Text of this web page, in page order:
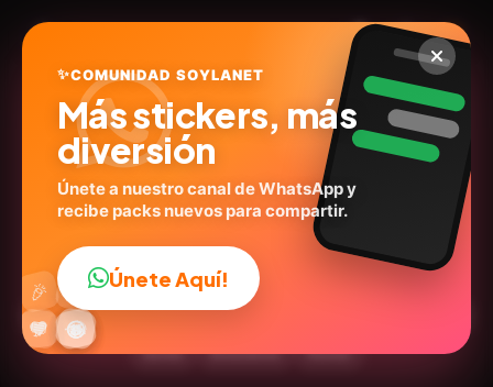
POKÉMOOOVE!
The Pokémon Company - LN
24stickers Animados 🎮Juegos
Series Emociones Humor
😎
😂
🔥
💬
❤️ ✨
🤩
😜
🎉 👍
✨COMUNIDAD SOYLANET
Más stickers, más
diversión
Únete a nuestro canal de WhatsApp y
recibe packs nuevos para compartir.
Únete Aquí!